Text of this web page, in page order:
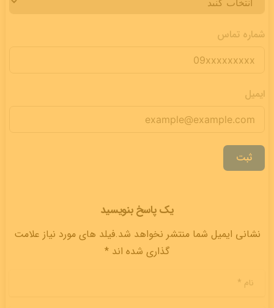
شماره تماس
ایمیل
ثبت
یک پاسخ بنویسید
نشانی ایمیل شما منتشر نخواهد شد.فیلد های مورد نیاز علامت
گذاری شده اند *
نام*